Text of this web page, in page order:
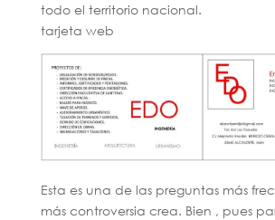
todo el territorio nacional.
tarjeta web
Esta es una de las preguntas más
más controversia crea. Bien , pues